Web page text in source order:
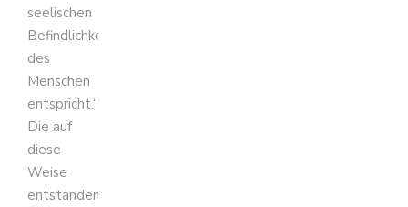
seelischen
Befindlichkeiten
des
Menschen
entspricht.“
Die auf
diese
Weise
entstandenen